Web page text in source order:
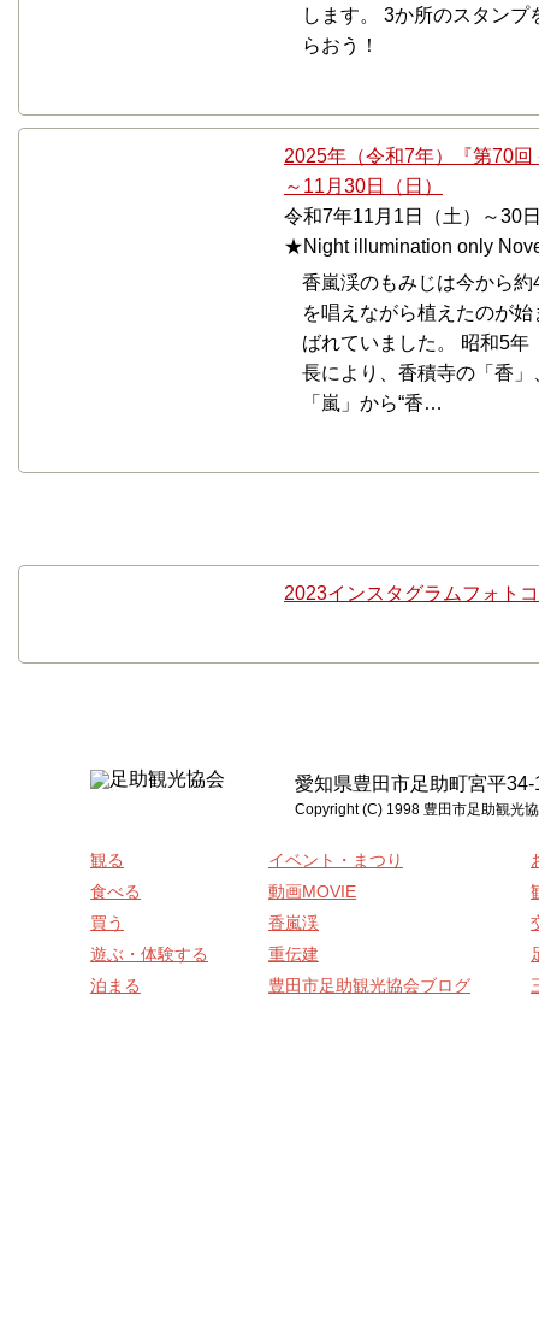
します。 3か所のスタン
らおう！
2025年（令和7年）『第70
～11月30日（日）
令和7年11月1日（土）～30
★Night illumination only
香嵐渓のもみじは今から
を唱えながら植えたのが
ばれていました。 昭和5
長により、香積寺の「香
「嵐」から“香…
2023インスタグラムフォト
愛知県豊田市足助町宮平
Copyright (C) 1998 豊田市足助観光
観る
食べる
買う
遊ぶ・体験する
泊まる
イベント・まつり
動画MOVIE
香嵐渓
重伝建
豊田市足助観光協会ブログ